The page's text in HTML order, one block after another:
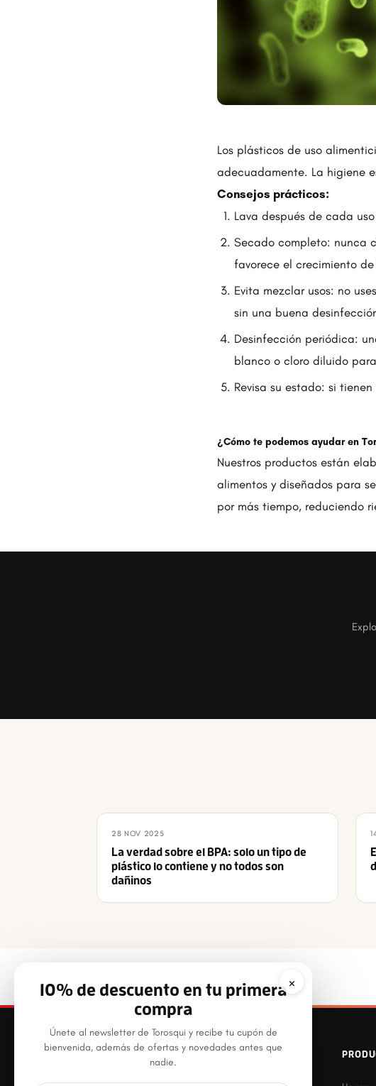
Los plásticos de uso
adecuadamente. La higiene
Consejos prácticos:
Lava después de cada
Secado completo: nunca
favorece el crecimiento
Evita mezclar usos: no
sin una buena
Desinfección periódica:
blanco o cloro diluido
Revisa su estado: si
¿Cómo te podemos ayudar en
Nuestros productos están
alimentos y diseñados para
por más tiempo, reduciendo
28 NOV 2025
La verdad sobre el BPA: solo un tipo de
plástico lo contiene y no todos son
dañinos
×
10% de descuento en tu primera
compra
Únete al newsletter de Torosqui y recibe tu cupón de
bienvenida, además de ofertas y novedades antes que
nadie.